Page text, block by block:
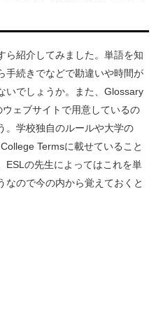
ら紹介してみました。単語を知
手続きでなどで勘違いや時間が
いでしょうか。また、Glossary
ェブサイトで用意しているの
。学校独自のルールや大学の
Termsに載せていること
ESLの先生によってはこれを単
なので今の内から覚えておくと